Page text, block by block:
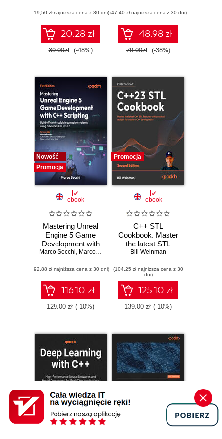
(19,50 zł najniższa cena z 30 dni)
20.28 zł
39.00zł (-48%)
(47,40 zł najniższa cena z 30 dni)
48.98 zł
79.00zł (-38%)
Nowość
Promocja
ebook
Mastering Unreal
Engine 5 Game
Development with
C++ Scripting.
scalable gameplay
systems using
advanced C++ in
UE5
Marco Secchi, Marcos Romero
(92,88 zł najniższa cena z 30 dni)
116.10 zł
129.00 zł (-10%)
Promocja
ebook
C++ STL
Cookbook. Master
the latest STL
features in C++23
practical recipes
for modern C++
development -
Second Edition
Bill Weinman
(104,25 zł najniższa cena z 30
dni)
125.10 zł
139.00 zł (-10%)
Promocja Promocja